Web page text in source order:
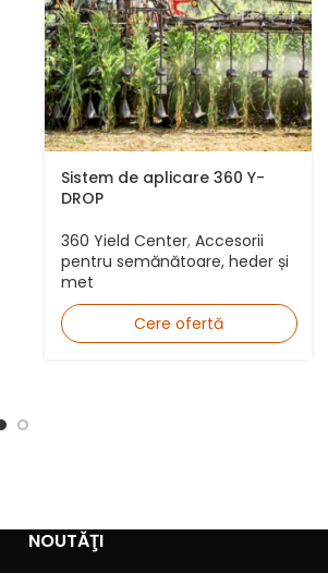
Sistem de aplicare 360 ​​Y-
DROP
360 Yield Center, Accesorii
pentru semănătoare, heder și
met
Cere ofertă
NOUTĂŢI